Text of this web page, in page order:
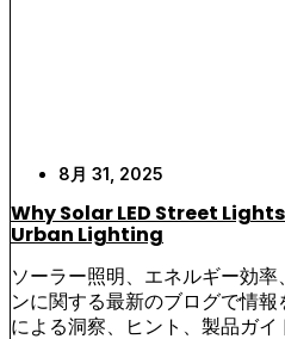
8月 31, 2025
Why Solar LED Street
Urban Lighting
ソーラー照明、エネルギー効
ンに関する最新のブログで情
による洞察、ヒント、製品ガ